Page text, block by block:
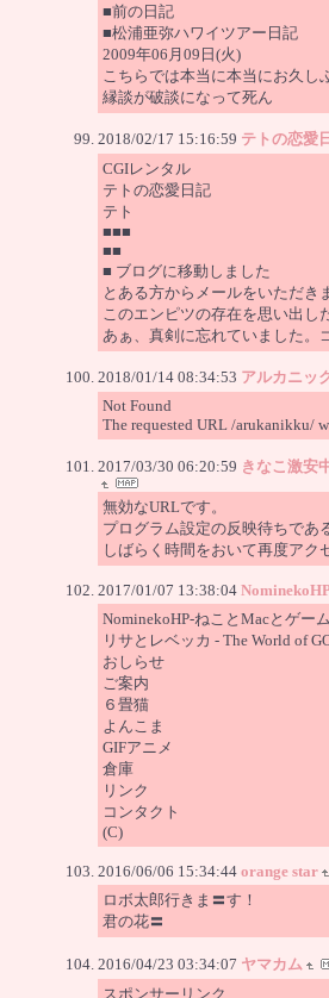
■前の日記
■松浦亜弥ハワイツアー日記
2009年06月09日(火)
こちらでは本当に本当にお久し
縁談が破談になって死ん
2018/02/17 15:16:59 テトの恋愛
CGIレンタル
テトの恋愛日記
テト
■■■
■■
■ ブログに移動しました
とある方からメールをいただき
このエンピツの存在を思い出し
あぁ、真剣に忘れていました。
2018/01/14 08:34:53 アルカニッ
Not Found
The requested URL /arukanikku/
2017/03/30 06:20:59 き
無効なURLです。
プログラム設定の反映待ちであ
しばらく時間をおいて再度アク
2017/01/07 13:38:04
NominekoHP-ねことMacとゲーム
リサとレベッカ - The World of
おしらせ
ご案内
６畳猫
よんこま
GIFアニメ
倉庫
リンク
コンタクト
(C)
2016/06/06 15:34:44 orange star
ロボ太郎行きま〓す！
君の花〓
2016/04/23 03:34:07 ヤマカム
スポンサーリンク